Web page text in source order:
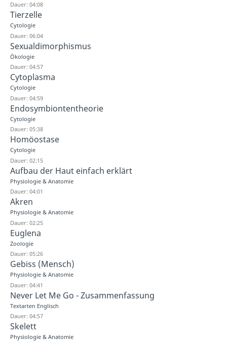
Dauer: 04:08
Tierzelle
Cytologie
Dauer: 06:04
Sexualdimorphismus
Ökologie
Dauer: 04:57
Cytoplasma
Cytologie
Dauer: 04:59
Endosymbiontentheorie
Cytologie
Dauer: 05:38
Homöostase
Cytologie
Dauer: 02:15
Aufbau der Haut einfach erklärt
Physiologie & Anatomie
Dauer: 04:01
Akren
Physiologie & Anatomie
Dauer: 02:25
Euglena
Zoologie
Dauer: 05:26
Gebiss (Mensch)
Physiologie & Anatomie
Dauer: 04:41
Never Let Me Go - Zusammenfassung
Textarten Englisch
Dauer: 04:57
Skelett
Physiologie & Anatomie